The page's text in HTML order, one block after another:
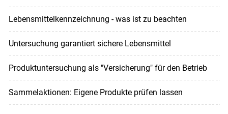
Lebensmittelkennzeichnung - was ist zu beachten
Untersuchung garantiert sichere Lebensmittel
Produktuntersuchung als "Versicherung" für den Betrieb
Sammelaktionen: Eigene Produkte prüfen lassen